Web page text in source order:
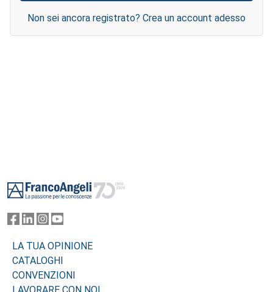
Non sei ancora registrato? Crea un account adesso
LA TUA OPINIONE
CATALOGHI
CONVENZIONI